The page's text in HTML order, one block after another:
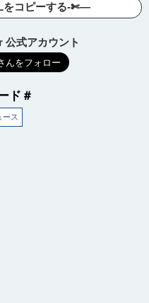
をコピーする-✄—
公式アカウント
ド＃
ース